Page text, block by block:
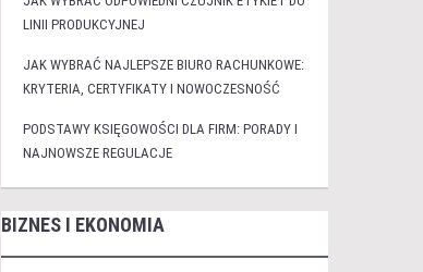
LINII PRODUKCYJNEJ
JAK WYBRAĆ NAJLEPSZE BIURO RACHUNKOWE:
KRYTERIA, CERTYFIKATY I NOWOCZESNOŚĆ
PODSTAWY KSIĘGOWOŚCI DLA FIRM: PORADY I
NAJNOWSZE REGULACJE
BIZNES I EKONOMIA